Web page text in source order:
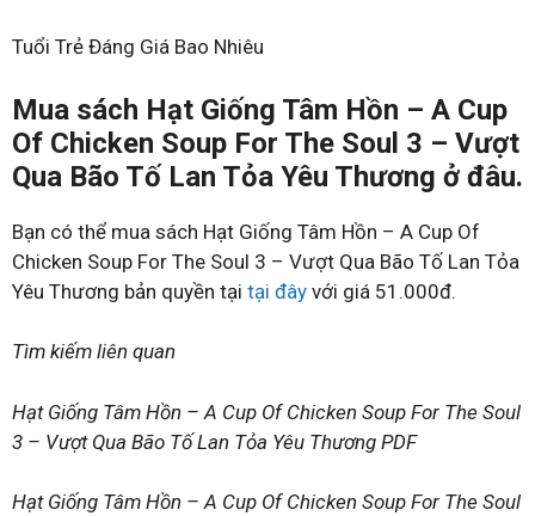
Tuổi Trẻ Đáng Giá Bao Nhiêu
Mua sách Hạt Giống Tâm Hồn – A Cup
Of Chicken Soup For The Soul 3 – Vượt
Qua Bão Tố Lan Tỏa Yêu Thương ở đâu.
Bạn có thể mua sách Hạt Giống Tâm Hồn – A Cup Of
Chicken Soup For The Soul 3 – Vượt Qua Bão Tố Lan Tỏa
Yêu Thương bản quyền tại tại đây với giá 51.000đ.
Tìm kiếm liên quan
Hạt Giống Tâm Hồn – A Cup Of Chicken Soup For The Soul
3 – Vượt Qua Bão Tố Lan Tỏa Yêu Thương PDF
Hạt Giống Tâm Hồn – A Cup Of Chicken Soup For The Soul